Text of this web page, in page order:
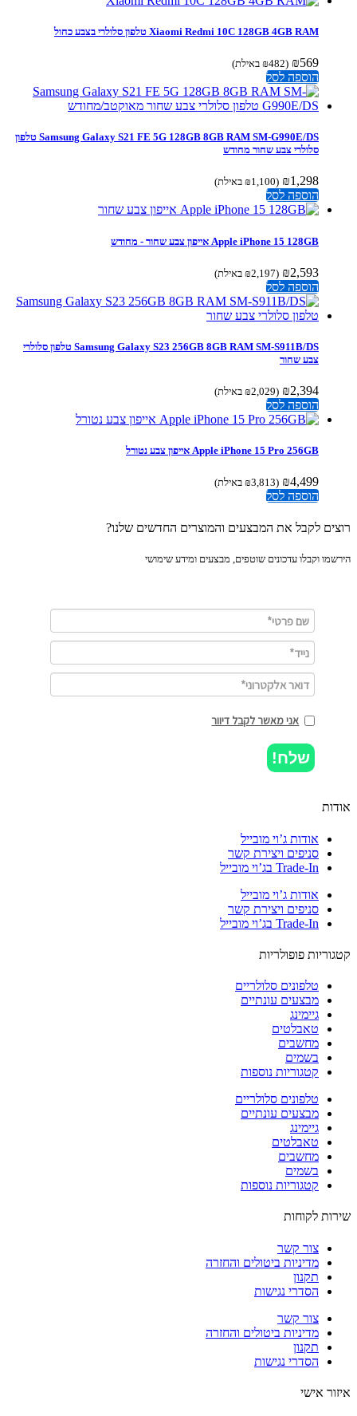
Xiaomi Redmi 10C 128GB 4GB RAM טלפון סלולרי בצבע כחול
₪
(
₪ 482 באילת)
הוספה לסל
Samsung Galaxy S21 FE 5G 128GB 8GB RAM SM-G990E/DS טלפון
סלולרי צבע שחור מחודש
₪1,298
(
₪1,100 באילת)
הוספה לסל
Apple iPhone 15 128GB אייפון צבע שחור - מחודש
₪2,593
(
₪2,197 באילת)
הוספה לסל
Samsung Galaxy S23 256GB 8GB RAM SM-S911B/DS טלפון סלולרי
צבע שחור
₪2,394
(
₪2,029 באילת)
הוספה לסל
Apple iPhone 15 Pro 256GB אייפון צבע נטורל
₪4,499
(
₪3,813 באילת)
הוספה לסל
לקבל את המבצעים והמוצרים החדשים שלנו?
וקבלו עדכונים שוטפים, מבצעים ומידע שימושי
אני מאשר לקבל דיוור
שלח!
אודות ג’וי מובייל
סניפים ויצירת קשר
Trade-In בג’וי מובייל
אודות ג’וי מובייל
סניפים ויצירת קשר
Trade-In בג’וי מובייל
פופולריות
טלפונים סלולריים
מבצעים עונתיים
גיימינג
טאבלטים
מחשבים
בשמים
קטגוריות נוספות
טלפונים סלולריים
מבצעים עונתיים
גיימינג
טאבלטים
מחשבים
בשמים
קטגוריות נוספות
לקוחות
צור קשר
מדיניות ביטולים והחזרה
תקנון
הסדרי נגישות
צור קשר
מדיניות ביטולים והחזרה
תקנון
הסדרי נגישות
אישי